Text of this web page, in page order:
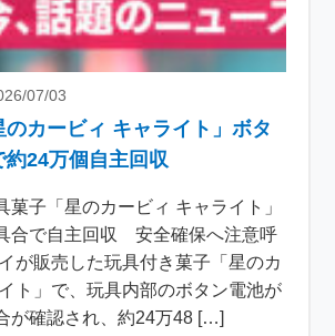
07/03
カービィ キャライト」ボタ
約24万個自主回収
菓子「星のカービィ キャライト」
合で自主回収 安全確保へ注意呼
が販売した玩具付き菓子「星のカ
ト」で、玩具内部のボタン電池が
が確認され、約24万48 […]